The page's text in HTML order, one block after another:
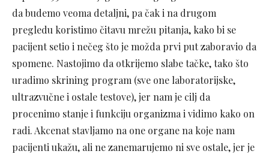
da budemo veoma detaljni, pa čak i na drugom
pregledu koristimo čitavu mrežu pitanja, kako bi se
pacijent setio i nečeg što je možda prvi put zaboravio da
spomene. Nastojimo da otkrijemo slabe tačke, tako što
uradimo skrining program (sve one laboratorijske,
ultrazvučne i ostale testove), jer nam je cilj da
procenimo stanje i funkciju organizma i vidimo kako on
radi. Akcenat stavljamo na one organe na koje nam
pacijenti ukažu, ali ne zanemarujemo ni sve ostale, jer je